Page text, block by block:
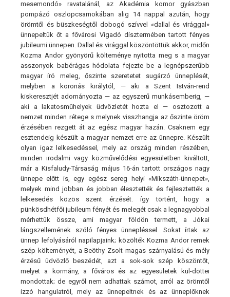
mesemondó» ravatalánál, az Akadémia komor gyászban
pompázó oszlopcsarnokában alig 14 nappal azután, hogy
örömtől és büszkeségtől dobogó szívvel «dallal és virággal»
ünnepeltük őt a fővárosi Vigadó dísztermében tartott fényes
jubileumi ünnepen. Dallal és virággal köszöntöttük akkor, midőn
Kozma Andor gyönyörű költeménye nyitotta meg s a magyar
asszonyok babérágas hódolata fejezte be a legnépszerűbb
magyar író meleg, őszinte szeretetet sugárzó ünneplését,
melyben a koronás királytól, — aki a Szent István-rend
kiskeresztjét adományozta — az egyszerű munkásemberig, —
aki a lakatosműhelyek üdvözletét hozta el — osztozott a
nemzet minden rétege s melynek visszhangja az őszinte öröm
érzésében rezgett át az egész magyar hazán. Csaknem egy
esztendeig készült a magyar nemzet erre az ünnepre. Készült
olyan igaz lelkesedéssel, mely az ország minden részében,
minden irodalmi vagy közművelődési egyesületben kiváltott,
már a Kisfaludy-Társaság május 16-án tartott országos nagy
ünnepe előtt is, egy egész sereg helyi «Mikszáth-ünnepet»,
melyek mind jobban és jobban élesztették és fejlesztették a
lelkesedés közös szent érzését. így történt, hogy a
pünkösdhétfői jubileum fényét és melegét csak a legnagyobbal
mérhettük össze, ami magyar földön termett, a Jókai
lángszellemének szóló fényes ünnepléssel. Sokat írtak az
ünnep lefolyásáról napilapjaink; közölték Kozma Andor remek
szép költeményét, a Beöthy Zsolt magas szárnyalású és mély
érzésű üdvözlő beszédét, azt a sok-sok szép köszöntőt,
melyet a kormány, a főváros és az egyesületek kül-döttei
mondottak; de egyről nem adhattak számot, arról az örömtől
izzó hangulatról, mely az ünnepeltnek és az ünneplőknek